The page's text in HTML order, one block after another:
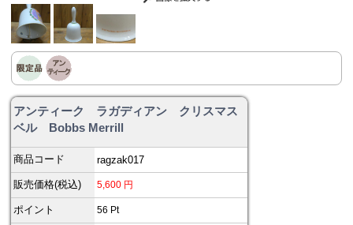
アンティーク ラガディアン クリスマス
ベル Bobbs Merrill
商品コード ragzak017
販売価格(税込) 5,600 円
ポイント 56 Pt